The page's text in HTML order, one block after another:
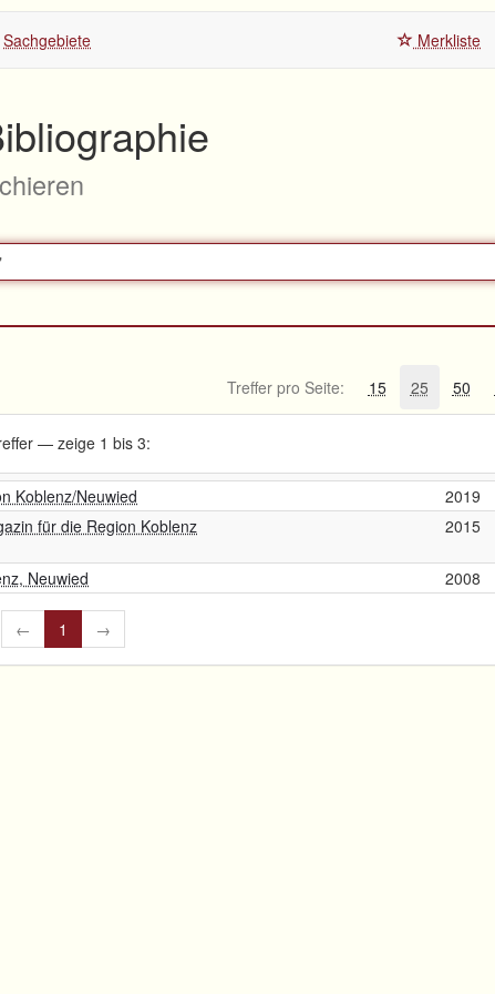
Sachgebiete Merkliste
Treffer pro Seite: 15 25 50
— zeige 1 bis 3:
Koblenz/Neuwied
2019
für die Region Koblenz
2015
Neuwied 2008
← 1 →